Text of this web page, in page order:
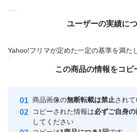
ユーザーの実績に
Yahoo!フリマが定めた一定の基準を満た
付与しています
安心取引出品者
心・安全
取引実績
価格の相談
この商品の情報をコピ
商品画像の無断転載は禁止され
コピーされた情報は必ずご自身
してください
この商品をみている人にオススメ